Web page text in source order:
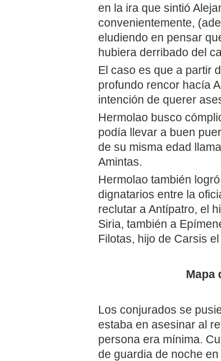
en la ira que sintió
convenientemente,
eludiendo en pensar
hubiera derribado del
El caso es que a partir
profundo rencor hacía
intención de querer
Hermolao busco
podía llevar a buen
de su misma edad
Amintas.
Hermolao también
dignatarios entre la
reclutar a Antípatro, el
Siria, también a
Filotas, hijo de Carsis
Mapa
Los conjurados se
estaba en asesinar al
persona era mínima.
de guardia de noche